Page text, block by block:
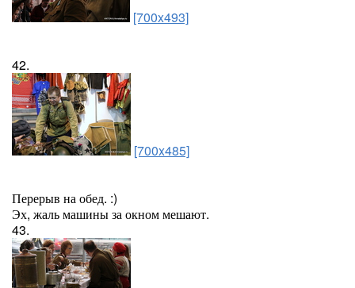
[700x493]
42.
[700x485]
Перерыв на обед. :)
Эх, жаль машины за окном мешают.
43.